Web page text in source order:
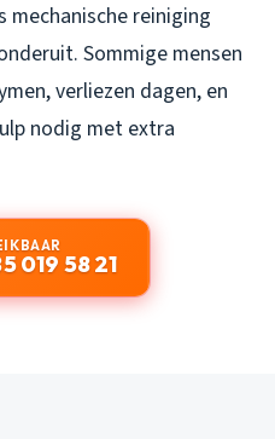
mechanische reiniging
Sommige mensen
verliezen dagen, en
nodig met extra
019 58 21